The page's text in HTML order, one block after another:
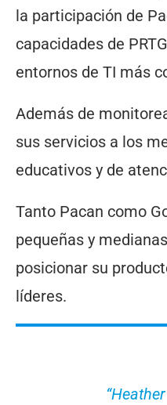
la participación de
capacidades de
entornos de TI más
Además de
sus servicios a los
educativos y de
Tanto Pacan como
pequeñas y
posicionar su
líderes.